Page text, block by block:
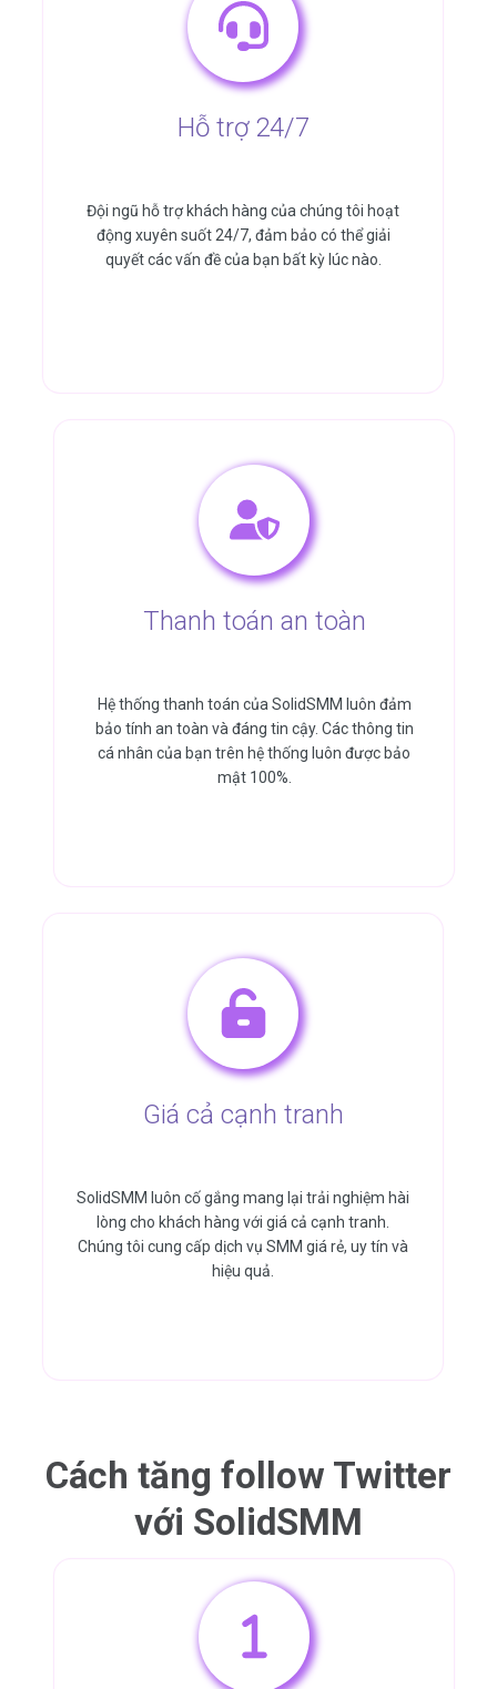
Hỗ trợ 24/7
Đội ngũ hỗ trợ khách hàng của chúng tôi hoạt
động xuyên suốt 24/7, đảm bảo có thể giải
quyết các vấn đề của bạn bất kỳ lúc nào.
Thanh toán an toàn
Hệ thống thanh toán của SolidSMM luôn đảm
bảo tính an toàn và đáng tin cậy. Các thông tin
cá nhân của bạn trên hệ thống luôn được bảo
mật 100%.
Giá cả cạnh tranh
SolidSMM luôn cố gắng mang lại trải nghiệm hài
lòng cho khách hàng với giá cả cạnh tranh.
Chúng tôi cung cấp dịch vụ SMM giá rẻ, uy tín và
hiệu quả.
Cách tăng follow Twitter
với SolidSMM